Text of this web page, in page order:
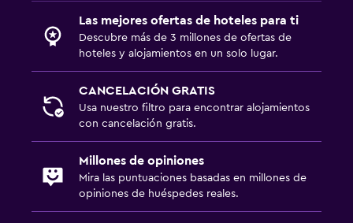
Las mejores ofertas de hoteles para ti
Descubre más de 3 millones de ofertas de
hoteles y alojamientos en un solo lugar.
CANCELACIÓN GRATIS
Usa nuestro filtro para encontrar alojamientos
con cancelación gratis.
Millones de opiniones
Mira las puntuaciones basadas en millones de
opiniones de huéspedes reales.